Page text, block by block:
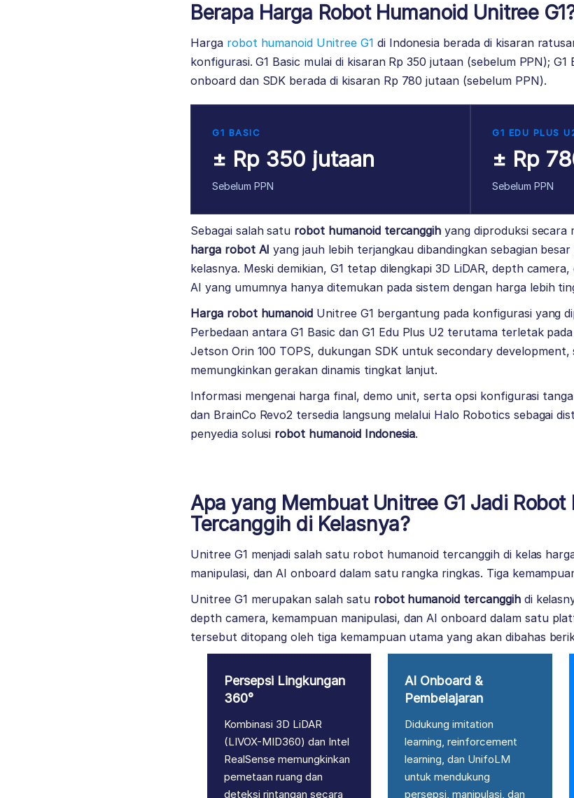
Berapa Harga Robot Humanoid Unitree
Harga robot humanoid Unitree G1 di Indonesia berada di kisaran
konfigurasi. G1 Basic mulai di kisaran Rp 350 jutaan (sebelum PPN);
onboard dan SDK berada di kisaran Rp 780 jutaan (sebelum PPN).
G1 BASIC
± Rp 350 jutaan
Sebelum PPN
G1 EDU PLUS
± Rp
Sebelum PPN
Sebagai salah satu robot humanoid tercanggih yang diproduksi secara
harga robot AI yang jauh lebih terjangkau dibandingkan sebagian
kelasnya. Meski demikian, G1 tetap dilengkapi 3D LiDAR, depth
AI yang umumnya hanya ditemukan pada sistem dengan harga lebih
Harga robot humanoid Unitree G1 bergantung pada konfigurasi yang
Perbedaan antara G1 Basic dan G1 Edu Plus U2 terutama terletak
Jetson Orin 100 TOPS, dukungan SDK untuk secondary
memungkinkan gerakan dinamis tingkat lanjut.
Informasi mengenai harga final, demo unit, serta opsi konfigurasi
dan BrainCo Revo2 tersedia langsung melalui Halo Robotics sebagai
penyedia solusi robot humanoid Indonesia.
Apa yang Membuat Unitree G1 Jadi Robot
Tercanggih di Kelasnya?
Unitree G1 menjadi salah satu robot humanoid tercanggih di kelas
manipulasi, dan AI onboard dalam satu rangka ringkas. Tiga
Unitree G1 merupakan salah satu robot humanoid tercanggihdi
depth camera, kemampuan manipulasi, dan AI onboard dalam satu
tersebut ditopang oleh tiga kemampuan utama yang akan dibahas
Persepsi Lingkungan
360°
Kombinasi 3D LiDAR
(LIVOX-MID360) dan Intel
RealSense memungkinkan
pemetaan ruang dan
deteksi rintangan secara
AI Onboard &
Pembelajaran
Didukung imitation
learning, reinforcement
learning, dan UnifoLM
untuk mendukung
persepsi, manipulasi, dan